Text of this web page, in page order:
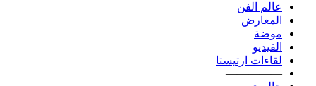
عالم الفن
المعارض
موضة
الفيديو
لقاءات ارتيستا
—————